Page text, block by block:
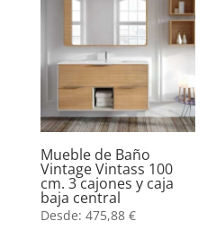
Mueble de Baño
Vintage Vintass 100
cm. 3 cajones y caja
baja central
Desde: 475,88 €